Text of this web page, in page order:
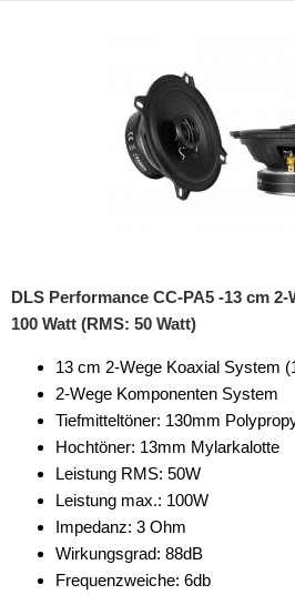
Rockford Fosgate
KfZ-spezifisch
Navigationssoftware
Navigationssysteme
Rückfahrsysteme
DLS Performance CC-PA5 -13 cm
100 Watt (RMS: 50 Watt)
13 cm 2-Wege Koaxial System
2-Wege Komponenten System
Tiefmitteltöner: 130mm
Hochtöner: 13mm Mylarkalotte
Leistung RMS: 50W
Leistung max.: 100W
Impedanz: 3 Ohm
Wirkungsgrad: 88dB
Frequenzweiche: 6db